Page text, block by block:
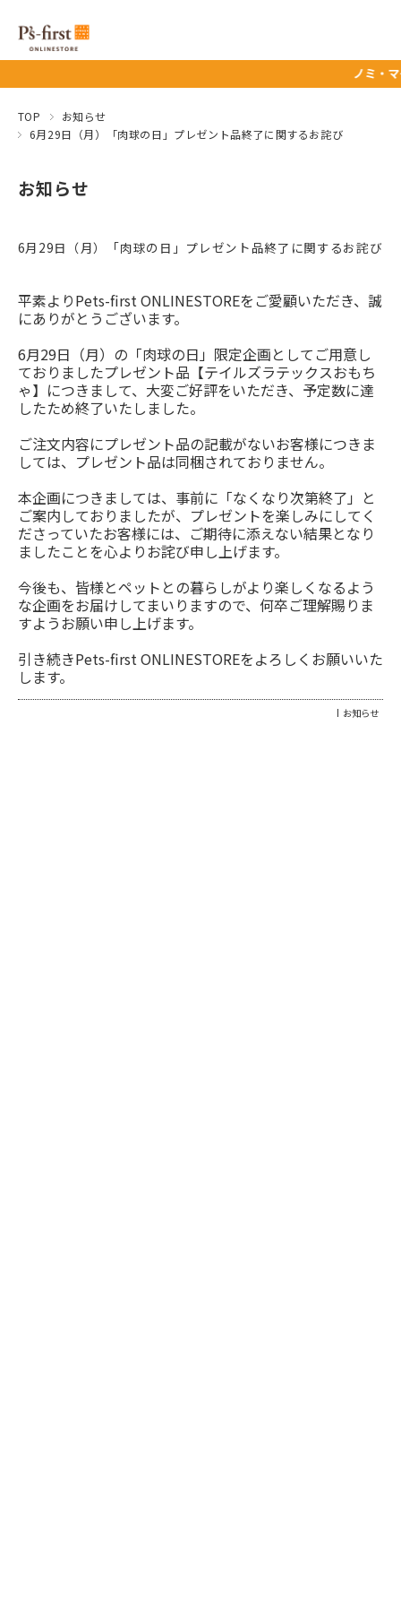
ノミ・マ
TOP
お知らせ
6月29日（月）「肉球の日」プレゼント品終了に関するお詫び
お知らせ
6月29日（月）「肉球の日」プレゼント品終了に関するお詫び
平素よりPets-first ONLINESTOREをご愛顧いただき、誠
にありがとうございます。
6月29日（月）の「肉球の日」限定企画としてご用意し
ておりましたプレゼント品【テイルズラテックスおもち
ゃ】につきまして、大変ご好評をいただき、予定数に達
したため終了いたしました。
ご注文内容にプレゼント品の記載がないお客様につきま
しては、プレゼント品は同梱されておりません。
本企画につきましては、事前に「なくなり次第終了」と
ご案内しておりましたが、プレゼントを楽しみにしてく
ださっていたお客様には、ご期待に添えない結果となり
ましたことを心よりお詫び申し上げます。
今後も、皆様とペットとの暮らしがより楽しくなるよう
な企画をお届けしてまいりますので、何卒ご理解賜りま
すようお願い申し上げます。
引き続きPets-first ONLINESTOREをよろしくお願いいた
します。
お知らせ